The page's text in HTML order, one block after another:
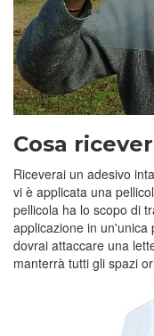
Cosa
Riceverai un adesivo
vi è applicata una
pellicola ha lo scopo di
applicazione in un'unica
dovrai attaccare una
manterrà tutti gli spazi